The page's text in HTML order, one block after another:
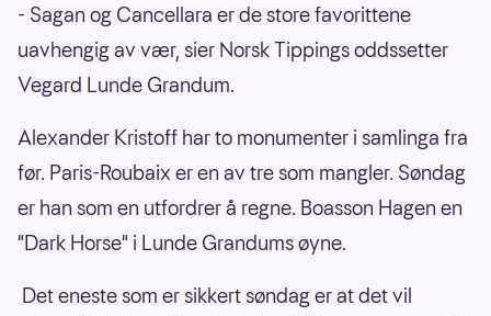
- Sagan og Cancellara er de store favorittene
uavhengig av vær, sier Norsk Tippings oddssetter
Vegard Lunde Grandum.
Alexander Kristoff har to monumenter i samlinga fra
før. Paris-Roubaix er en av tre som mangler. Søndag
er han som en utfordrer å regne. Boasson Hagen en
"Dark Horse" i Lunde Grandums øyne.
Det eneste som er sikkert søndag er at det vil